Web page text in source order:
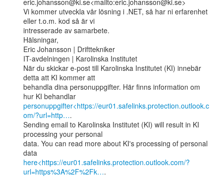
eric.johansson@ki.se<mailto:eric.johansson@ki.se>
Vi kommer utveckla vår lösning i .NET, så har ni erfarenhet
eller t.o.m. kod så är vi
intresserade av samarbete.
Hälsningar,
Eric Johansson | Drifttekniker
IT-avdelningen | Karolinska Institutet
När du skickar e-post till Karolinska Institutet (KI) innebär
detta att KI kommer att
behandla dina personuppgifter. Här finns information om
personuppgifter<https://eur01.safelinks.protection.outlook.c
om/?url=http….
Sending email to Karolinska Institutet (KI) will result in KI
processing your personal
data. You can read more about KI's processing of personal
here<https://eur01.safelinks.protection.outlook.com/?
url=https%3A%2F%2Fk….